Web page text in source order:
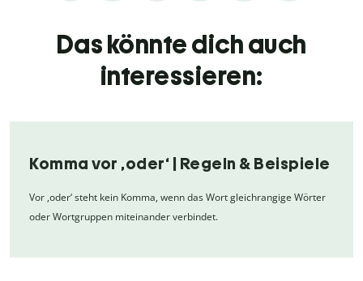
Das könnte dich auch
interessieren:
Komma vor ,oder‘ | Regeln & Beispiele
Vor ,oder‘ steht kein Komma, wenn das Wort gleichrangige Wörter
oder Wortgruppen miteinander verbindet.